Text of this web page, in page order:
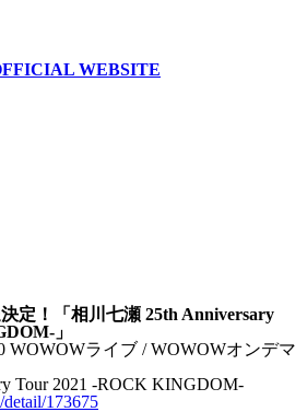
定！「相川七瀬 25th Anniversary
」
WOWOWライブ / WOWOWオンデマ
Tour 2021 -ROCK KINGDOM-
173675